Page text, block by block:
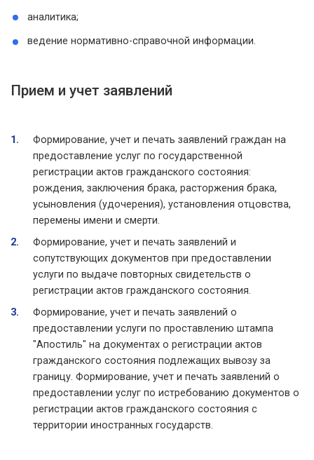
аналитика;
ведение нормативно-справочной информации.
Прием и учет заявлений
Формирование, учет и печать заявлений граждан на
предоставление услуг по государственной
регистрации актов гражданского состояния:
рождения, заключения брака, расторжения брака,
усыновления (удочерения), установления отцовства,
перемены имени и смерти.
Формирование, учет и печать заявлений и
сопутствующих документов при предоставлении
услуги по выдаче повторных свидетельств о
регистрации актов гражданского состояния.
Формирование, учет и печать заявлений о
предоставлении услуги по проставлению штампа
"Апостиль" на документах о регистрации актов
гражданского состояния подлежащих вывозу за
границу. Формирование, учет и печать заявлений о
предоставлении услуг по истребованию документов о
регистрации актов гражданского состояния с
территории иностранных государств.